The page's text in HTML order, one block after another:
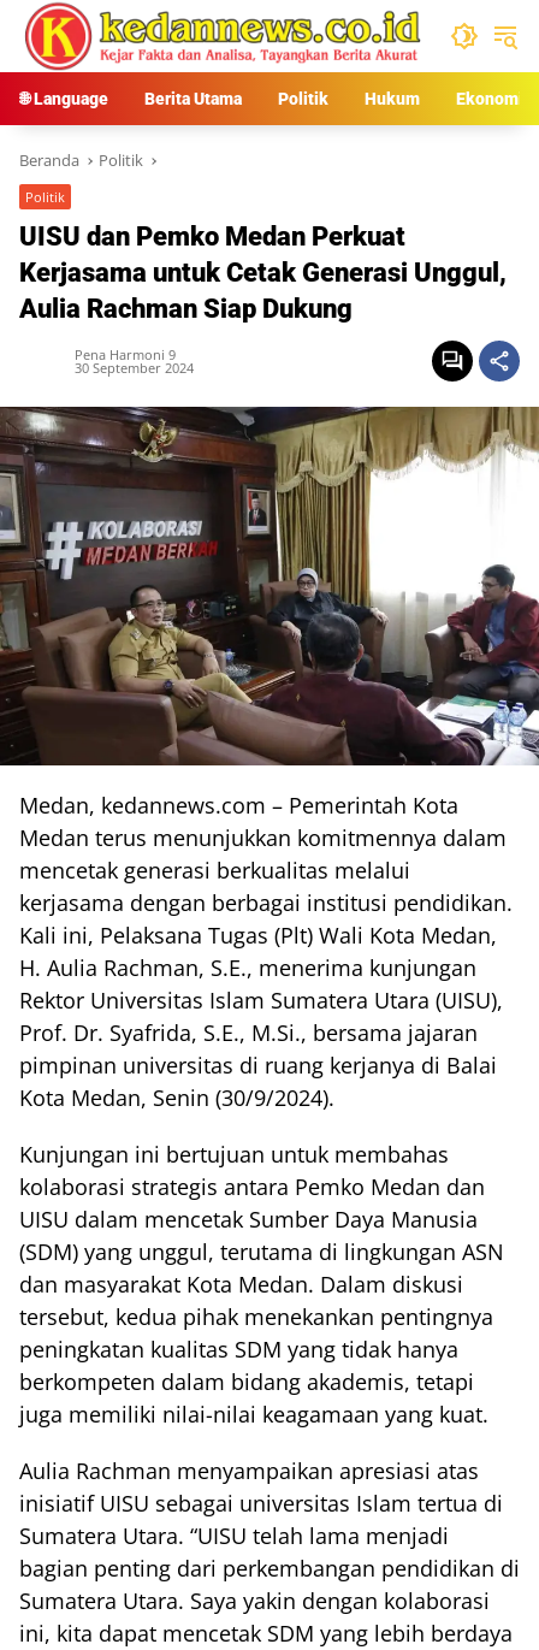
Langsung
konten
🌐 Language Berita Utama Politik Hukum Ekonomi
Beranda Politik
Politik
UISU dan Pemko Medan Perkuat
Kerjasama untuk Cetak Generasi Unggul,
Aulia Rachman Siap Dukung
Pena Harmoni 9
30 September 2024
Medan, kedannews.com – Pemerintah Kota
Medan terus menunjukkan komitmennya dalam
mencetak generasi berkualitas melalui
kerjasama dengan berbagai institusi pendidikan.
Kali ini, Pelaksana Tugas (Plt) Wali Kota Medan,
H. Aulia Rachman, S.E., menerima kunjungan
Rektor Universitas Islam Sumatera Utara (UISU),
Prof. Dr. Syafrida, S.E., M.Si., bersama jajaran
pimpinan universitas di ruang kerjanya di Balai
Kota Medan, Senin (30/9/2024).
Kunjungan ini bertujuan untuk membahas
kolaborasi strategis antara Pemko Medan dan
UISU dalam mencetak Sumber Daya Manusia
(SDM) yang unggul, terutama di lingkungan ASN
dan masyarakat Kota Medan. Dalam diskusi
tersebut, kedua pihak menekankan pentingnya
peningkatan kualitas SDM yang tidak hanya
berkompeten dalam bidang akademis, tetapi
juga memiliki nilai-nilai keagamaan yang kuat.
Aulia Rachman menyampaikan apresiasi atas
inisiatif UISU sebagai universitas Islam tertua di
Sumatera Utara. “UISU telah lama menjadi
bagian penting dari perkembangan pendidikan di
Sumatera Utara. Saya yakin dengan kolaborasi
ini, kita dapat mencetak SDM yang lebih berdaya